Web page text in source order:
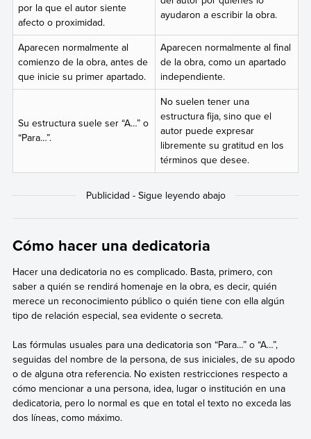
por la que el autor siente
afecto o proximidad.
ayudaron a escribir la obra.
Aparecen normalmente al
comienzo de la obra, antes de
que inicie su primer apartado.
Aparecen normalmente al final
de la obra, como un apartado
independiente.
Su estructura suele ser “A…” o
“Para…”.
No suelen tener una
estructura fija, sino que el
autor puede expresar
libremente su gratitud en los
términos que desee.
Cómo hacer una dedicatoria
Hacer una dedicatoria no es complicado. Basta, primero, con
saber a quién se rendirá homenaje en la obra, es decir, quién
merece un reconocimiento público o quién tiene con ella algún
tipo de relación especial, sea evidente o secreta.
Las fórmulas usuales para una dedicatoria son “Para…” o “A…”,
seguidas del nombre de la persona, de sus iniciales, de su apodo
o de alguna otra referencia. No existen restricciones respecto a
cómo mencionar a una persona, idea, lugar o institución en una
dedicatoria, pero lo normal es que en total el texto no exceda las
dos líneas, como máximo.